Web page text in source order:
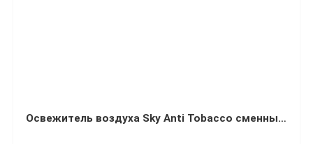
Освежитель воздуха Sky Anti Tobacco сменный баллон 260 миллилитров